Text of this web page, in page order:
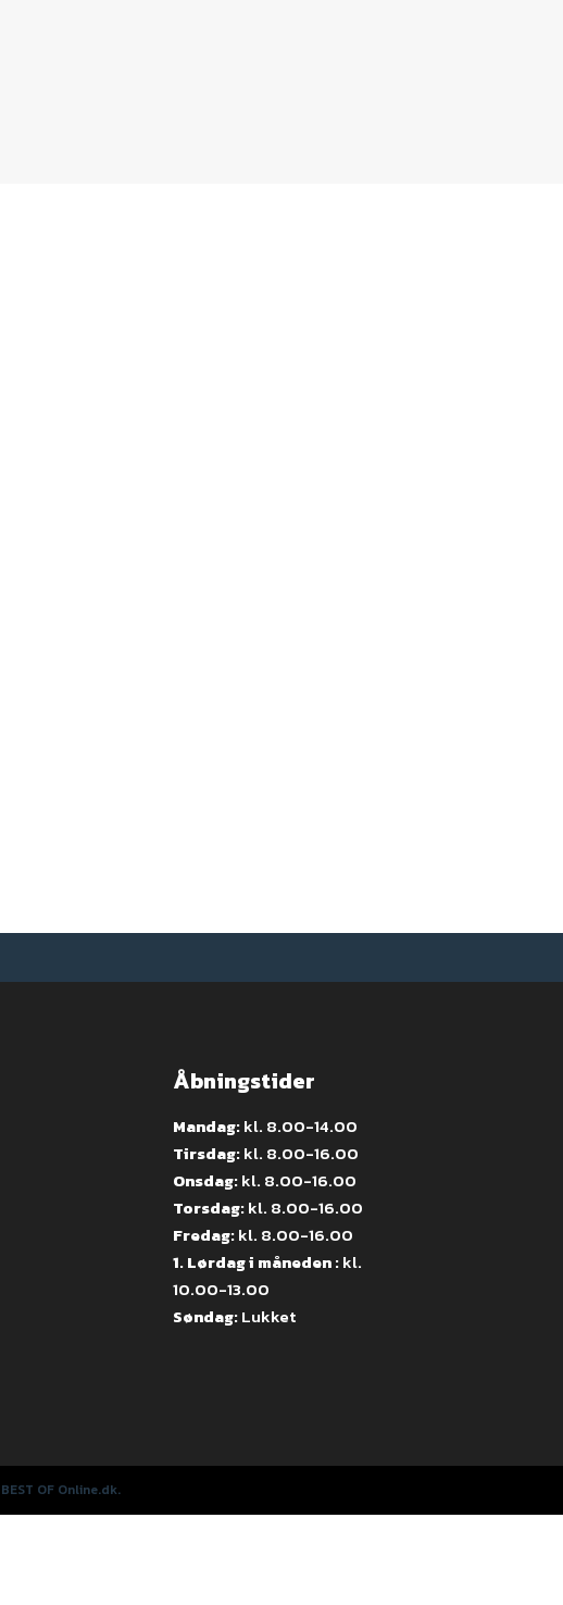
Åbningstider
Mandag:kl. 8.00-14.00
Tirsdag:kl. 8.00-16.00
Onsdag:kl. 8.00-16.00
Torsdag:kl. 8.00-16.00
Fredag:kl. 8.00-16.00
1. Lørdag i måneden :kl.
10.00-13.00
Søndag:Lukket
BEST OF Online.dk.